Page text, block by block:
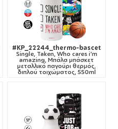
#KP_22244_thermo-bascet
Single, Taken, Who cares i'm
amazing, Μπάλα μπάσκετ
μεταλλικό παγούρι θερμός,
διπλού τοιχώματος, 550ml